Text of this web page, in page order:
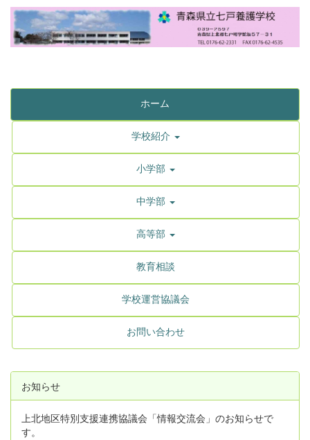
ホーム
学校紹介
小学部
中学部
高等部
教育相談
学校運営協議会
お問い合わせ
お知らせ
上北地区特別支援連携協議会「情報交流会」のお知らせで
す。